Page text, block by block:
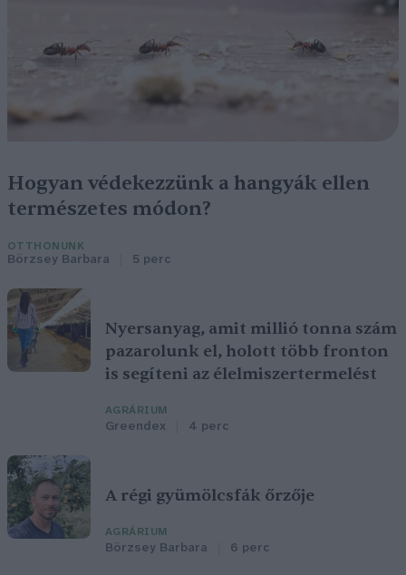
Hogyan védekezzünk a hangyák ellen
természetes módon?
OTTHONUNK
Börzsey Barbara 5 perc
Nyersanyag, amit millió tonna szám
pazarolunk el, holott több fronton
is segíteni az élelmiszertermelést
AGRÁRIUM
Greendex 4 perc
A régi gyümölcsfák őrzője
AGRÁRIUM
Börzsey Barbara 6 perc